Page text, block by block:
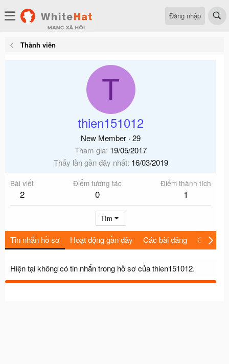
Đăng nhập
Thành viên
T
thien151012
New Member · 29
Tham gia 19/05/2017
Thấy lần gần đây nhất 16/03/2019
Bài viết
2
Điểm tương tác
0
Điểm thành tích
1
Tìm
Tin nhắn hồ sơ Hoạt động gần đây Các bài đăng Giới thiệu
Hiện tại không có tin nhắn trong hồ sơ của thien151012.